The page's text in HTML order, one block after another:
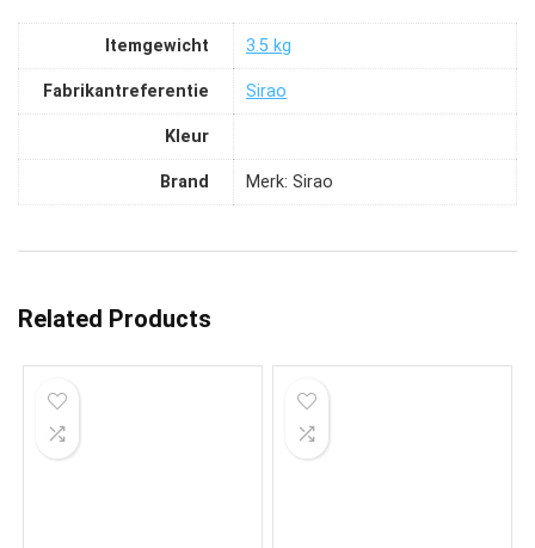
Itemgewicht ‎3.5 kg
Fabrikantreferentie ‎Sirao
Kleur
Brand Merk: Sirao
Related Products